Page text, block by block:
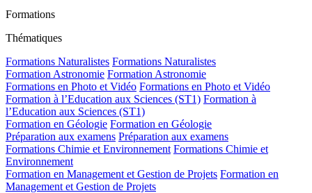
Formations
Thématiques
Formations Naturalistes Formations Naturalistes
Formation Astronomie Formation Astronomie
Formations en Photo et Vidéo Formations en Photo et Vidéo
Formation à l’Education aux Sciences (ST1) Formation à
l’Education aux Sciences (ST1)
Formation en Géologie Formation en Géologie
Préparation aux examens Préparation aux examens
Formations Chimie et Environnement Formations Chimie et
Environnement
Formation en Management et Gestion de Projets Formation en
Management et Gestion de Projets